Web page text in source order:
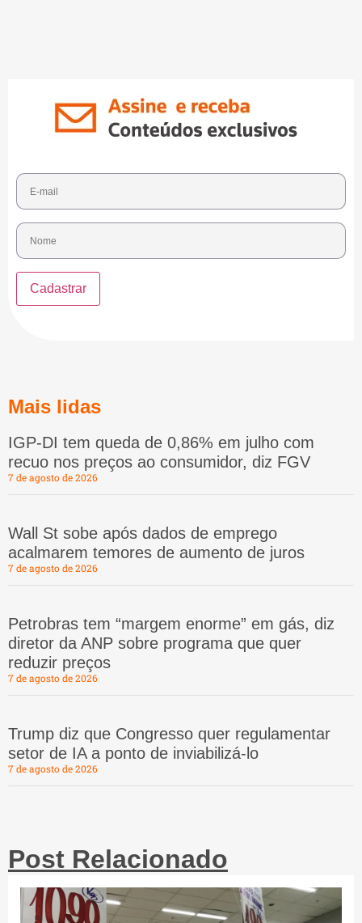
Mais lidas
IGP-DI tem queda de 0,86% em julho com
recuo nos preços ao consumidor, diz FGV
7 de agosto de 2026
Wall St sobe após dados de emprego
acalmarem temores de aumento de juros
7 de agosto de 2026
Petrobras tem “margem enorme” em gás, diz
diretor da ANP sobre programa que quer
reduzir preços
7 de agosto de 2026
Trump diz que Congresso quer regulamentar
setor de IA a ponto de inviabilizá-lo
7 de agosto de 2026
Post Relacionado